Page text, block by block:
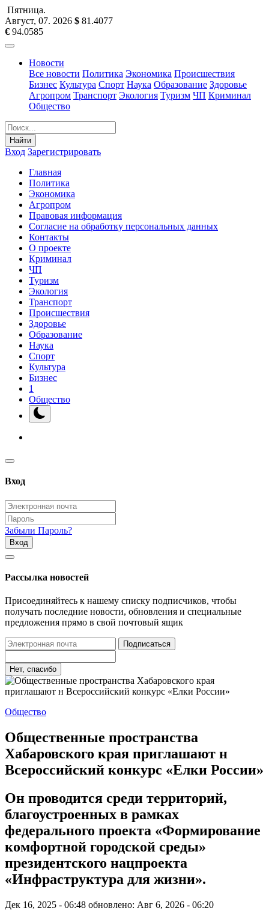
Пятница.
Август, 07. 2026 $ 81.4077
€ 94.0585
Новости
Все новости Политика Экономика Происшествия
Бизнес Культура Спорт Наука Образование Здоровье
Агропром Транспорт Экология Туризм ЧП Криминал
Общество
Найти
Вход Зарегистрировать
Главная
Политика
Экономика
Агропром
Правовая информация
Согласие на обработку персональных данных
Контакты
О проекте
Криминал
ЧП
Туризм
Экология
Транспорт
Происшествия
Здоровье
Образование
Наука
Спорт
Культура
Бизнес
1
Общество
Вход
Забыли Пароль?
Вход
Рассылка новостей
Присоединяйтесь к нашему списку подписчиков, чтобы
получать последние новости, обновления и специальные
предложения прямо в свой почтовый ящик
Подписаться
Нет, спасибо
Общество
Общественные пространства
Хабаровского края приглашают н
Всероссийский конкурс «Елки России»
Он проводится среди территорий,
благоустроенных в рамках
федерального проекта «Формирование
комфортной городской среды»
президентского нацпроекта
«Инфраструктура для жизни».
Дек 16, 2025 - 06:48 обновлено: Авг 6, 2026 - 06:20